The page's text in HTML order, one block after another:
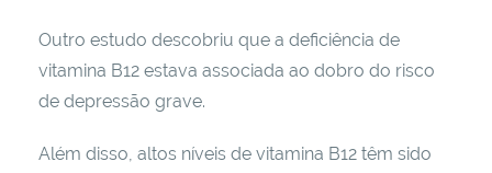
Outro estudo descobriu que a deficiência de
vitamina B12 estava associada ao dobro do risco
de depressão grave.
Além disso, altos níveis de vitamina B12 têm sido